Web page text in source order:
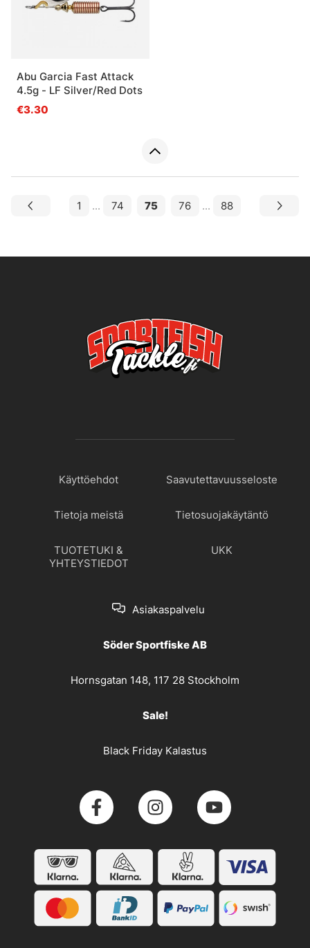
Abu Garcia Fast Attack
4.5g - LF Silver/Red Dots
€3.30
1 ... 74 75 76 ... 88
Käyttöehdot Saavutettavuusseloste
Tietoja meistä Tietosuojakäytäntö
TUOTETUKI &
YHTEYSTIEDOT
UKK
Asiakaspalvelu
Söder Sportfiske AB
Hornsgatan 148, 117 28 Stockholm
Sale!
Black Friday Kalastus